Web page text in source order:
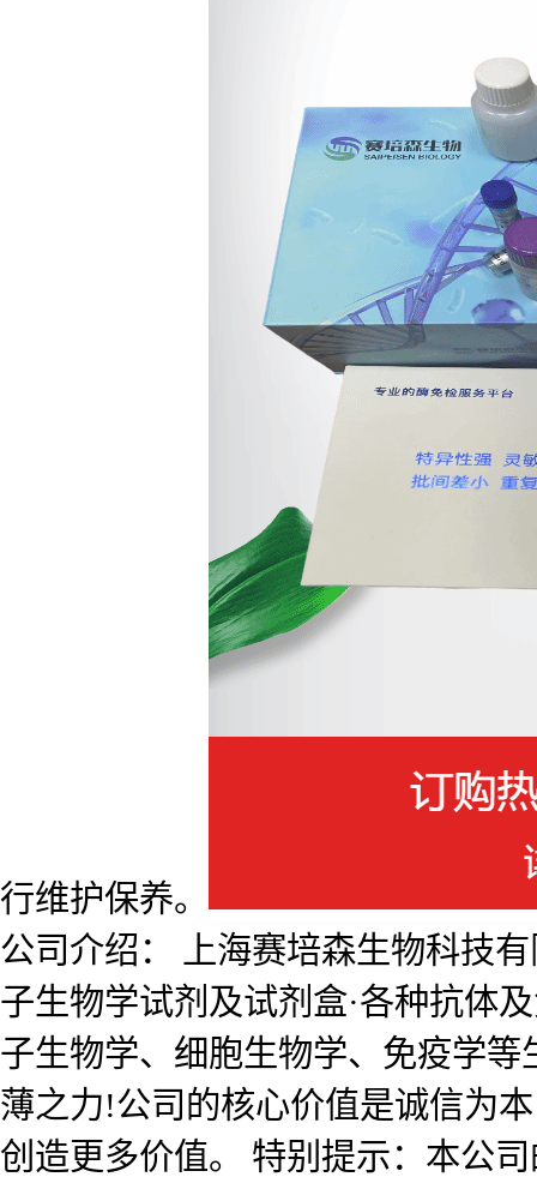
行维护保养。
公司介绍： 上海赛培森生物科技有
子生物学试剂及试剂盒·各种抗体
子生物学、细胞生物学、免疫学
薄之力!公司的核心价值是诚信为
创造更多价值。 特别提示：本公